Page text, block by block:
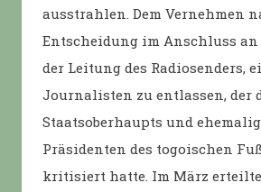
ausstrahlen. Dem Vernehmen
Entscheidung im Anschluss an
der Leitung des Radiosenders,
Journalisten zu entlassen, der
Staatsoberhaupts und
Präsidenten des togoischen
kritisiert hatte. Im März